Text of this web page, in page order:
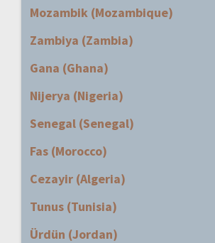
Mozambik (Mozambique)
Zambiya (Zambia)
Gana (Ghana)
Nijerya (Nigeria)
Senegal (Senegal)
Fas (Morocco)
Cezayir (Algeria)
Tunus (Tunisia)
Ürdün (Jordan)